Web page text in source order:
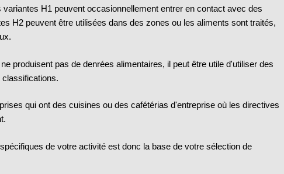
variantes H1 peuvent occasionnellement entrer en contact avec des
H2 peuvent être utilisées dans des zones ou les aliments sont traités,
produisent pas de denrées alimentaires, il peut être utile d'utiliser des
qui ont des cuisines ou des cafétérias d'entreprise où les directives
de votre activité est donc la base de votre sélection de